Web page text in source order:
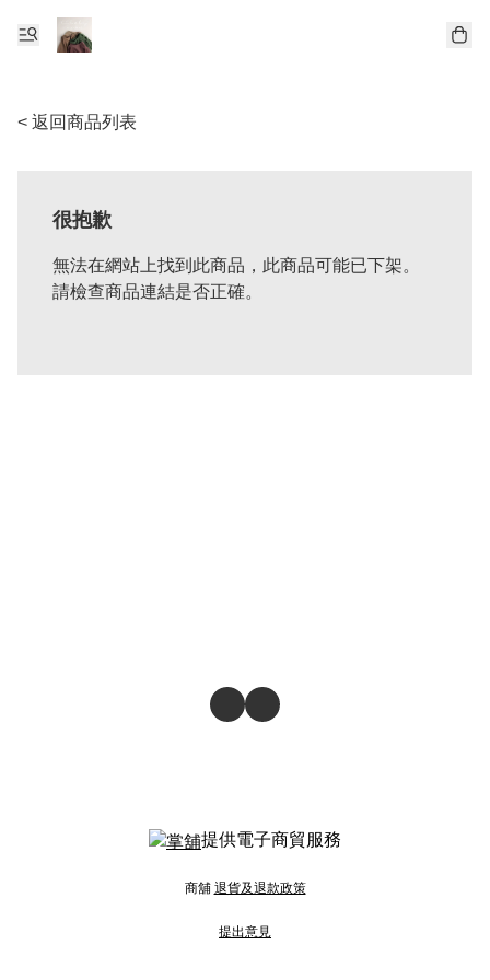
< 返回商品列表
很抱歉
無法在網站上找到此商品，此商品可能已下架。
請檢查商品連結是否正確。
提供電子商貿服務
商舖 退貨及退款政策
提出意見